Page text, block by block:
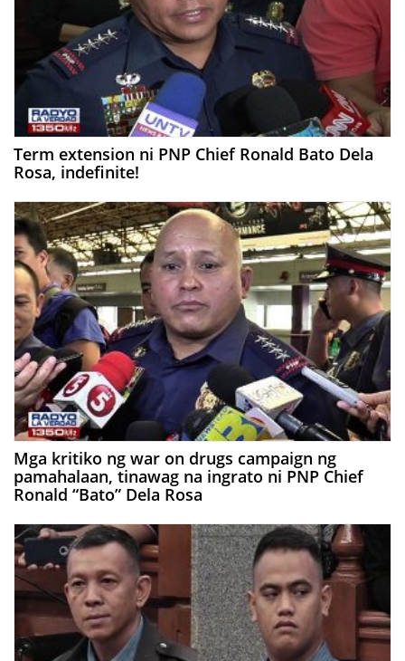
Term extension ni PNP Chief Ronald Bato Dela
Rosa, indefinite!
Mga kritiko ng war on drugs campaign ng
pamahalaan, tinawag na ingrato ni PNP Chief
Ronald “Bato” Dela Rosa